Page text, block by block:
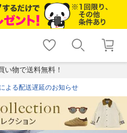
shopping_cart lock_outline
ログイン
物で送料無料！
よる配送遅延のお知らせ